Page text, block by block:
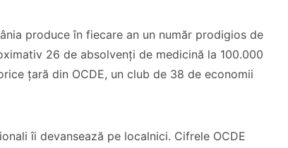
produce în fiecare an un număr prodigios de
26 de absolvenți de medicină la 100.000
țară din OCDE, un club de 38 de economii
îi devansează pe localnici. Cifrele OCDE